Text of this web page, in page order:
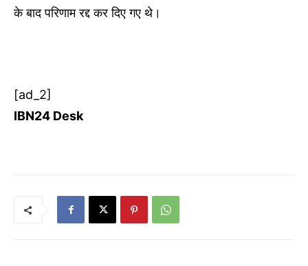
के बाद परिणाम रद्द कर दिए गए थे।
[ad_2]
IBN24 Desk